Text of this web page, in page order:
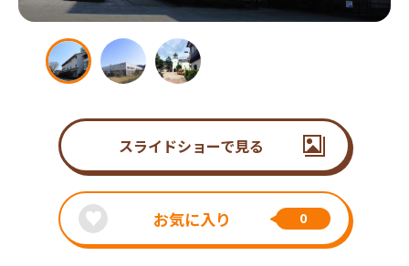
スライドショーで見る
お気に入り 0